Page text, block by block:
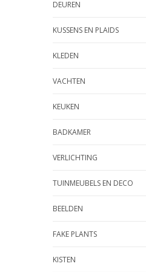
DEUREN
KUSSENS EN PLAIDS
KLEDEN
VACHTEN
KEUKEN
BADKAMER
VERLICHTING
TUINMEUBELS EN DECO
BEELDEN
FAKE PLANTS
KISTEN